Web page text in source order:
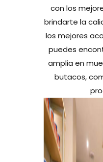
con los
brindarte la
los mejores
puedes
amplia en
butacos,